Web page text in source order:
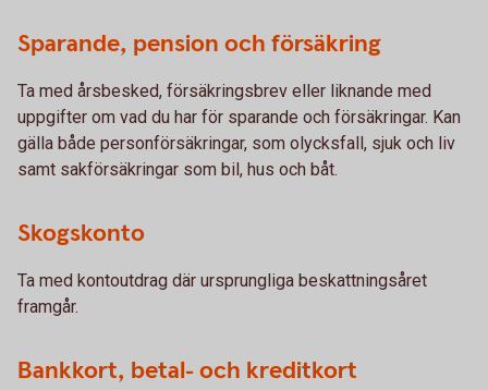
Sparande, pension och försäkring
Ta med årsbesked, försäkringsbrev eller liknande med
uppgifter om vad du har för sparande och försäkringar. Kan
gälla både personförsäkringar, som olycksfall, sjuk och liv
samt sakförsäkringar som bil, hus och båt.
Skogskonto
Ta med kontoutdrag där ursprungliga beskattningsåret
framgår.
Bankkort, betal- och kreditkort